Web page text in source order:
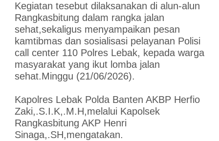
Kegiatan tesebut dilaksanakan di alun-alun
Rangkasbitung dalam rangka jalan
sehat,sekaligus menyampaikan pesan
kamtibmas dan sosialisasi pelayanan Polisi
call center 110 Polres Lebak, kepada warga
masyarakat yang ikut lomba jalan
sehat.Minggu (21/06/2026).
Kapolres Lebak Polda Banten AKBP Herfio
Zaki,.S.I.K,.M.H,melalui Kapolsek
Rangkasbitung AKP Henri
Sinaga,.SH,mengatakan.